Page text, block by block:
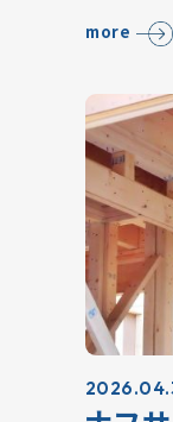
域を対
の導入を
more